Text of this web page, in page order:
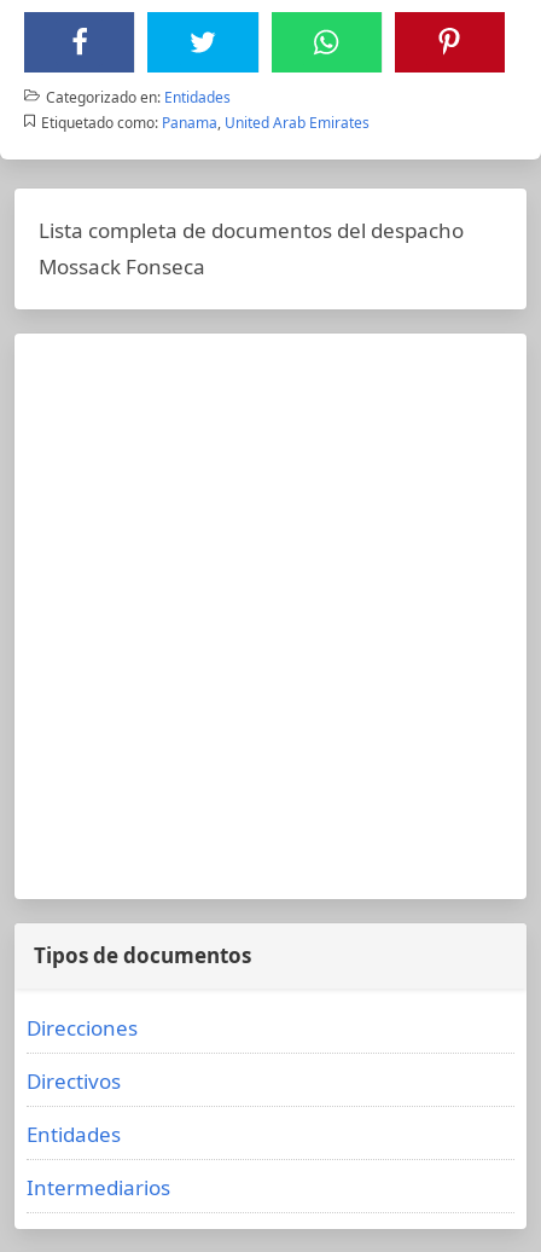
Categorizado en: Entidades
Etiquetado como: Panama, United Arab Emirates
Lista completa de documentos del despacho
Mossack Fonseca
Tipos de documentos
Direcciones
Directivos
Entidades
Intermediarios